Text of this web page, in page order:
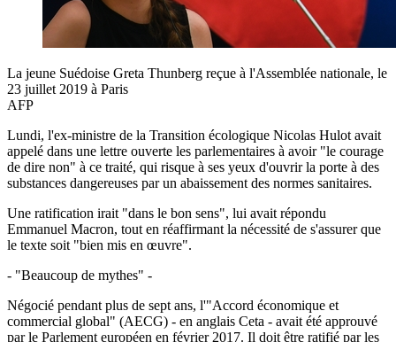
La jeune Suédoise Greta Thunberg reçue à l'Assemblée nationale, le
23 juillet 2019 à Paris
AFP
Lundi, l'ex-ministre de la Transition écologique Nicolas Hulot avait
appelé dans une lettre ouverte les parlementaires à avoir "le courage
de dire non" à ce traité, qui risque à ses yeux d'ouvrir la porte à des
substances dangereuses par un abaissement des normes sanitaires.
Une ratification irait "dans le bon sens", lui avait répondu
Emmanuel Macron, tout en réaffirmant la nécessité de s'assurer que
le texte soit "bien mis en œuvre".
- "Beaucoup de mythes" -
Négocié pendant plus de sept ans, l'"Accord économique et
commercial global" (AECG) - en anglais Ceta - avait été approuvé
par le Parlement européen en février 2017. Il doit être ratifié par les